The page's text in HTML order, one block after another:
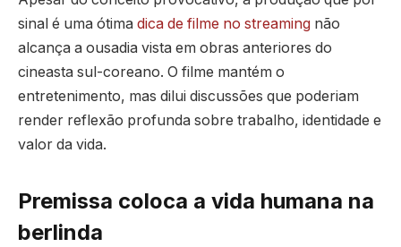
sinal é uma ótima dica de filme no streaming não
alcança a ousadia vista em obras anteriores do
cineasta sul-coreano. O filme mantém o
entretenimento, mas dilui discussões que poderiam
render reflexão profunda sobre trabalho, identidade e
valor da vida.
Premissa coloca a vida humana na
berlinda